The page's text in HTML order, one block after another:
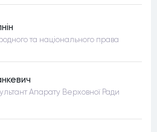
та національного права
Апарату Верховної Ради